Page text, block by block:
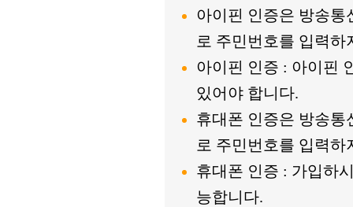
아이핀 인증은 방송통
로 주민번호를 입력
아이핀 인증 : 아이핀
있어야 합니다.
휴대폰 인증은 방송통
로 주민번호를 입력
휴대폰 인증 : 가입하
능합니다.